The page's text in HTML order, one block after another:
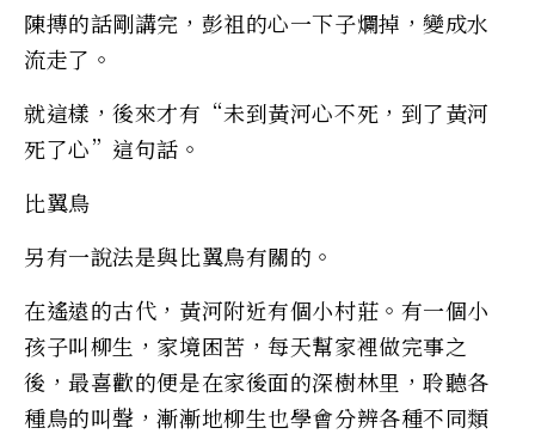
陳摶的話剛講完，彭祖的心一下子爛掉，變成水
流走了。
就這樣，後來才有“未到黃河心不死，到了黃河
死了心”這句話。
比翼鳥
另有一說法是與比翼鳥有關的。
在遙遠的古代，黃河附近有個小村莊。有一個小
孩子叫柳生，家境困苦，每天幫家裡做完事之
後，最喜歡的便是在家後面的深樹林里，聆聽各
種鳥的叫聲，漸漸地柳生也學會分辨各種不同類